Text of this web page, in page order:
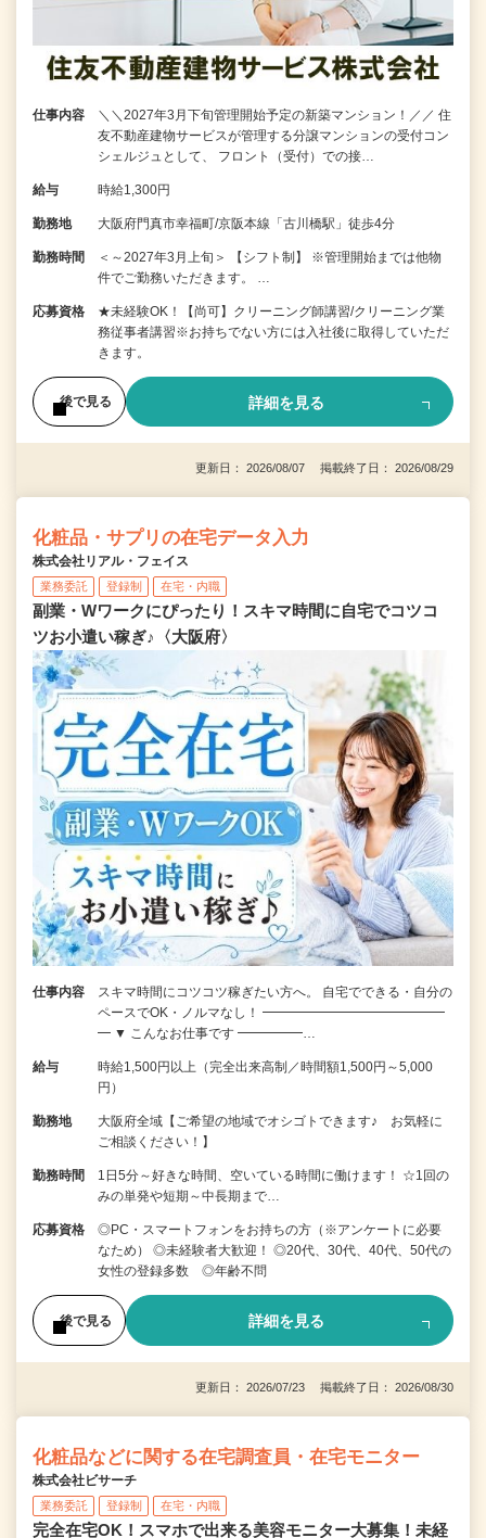
仕事内容
＼＼2027年3月下旬管理開始予定の新築マンション！／／ 住
友不動産建物サービスが管理する分譲マンションの受付コン
シェルジュとして、 フロント（受付）での接…
給与 時給1,300円
勤務地 大阪府門真市幸福町/京阪本線「古川橋駅」徒歩4分
勤務時間
＜～2027年3月上旬＞ 【シフト制】 ※管理開始までは他物
件でご勤務いただきます。 …
応募資格
★未経験OK！【尚可】クリーニング師講習/クリーニング業
務従事者講習※お持ちでない方には入社後に取得していただ
きます。
後で見る 詳細を見る
更新日： 2026/08/07 掲載終了日： 2026/08/29
化粧品・サプリの在宅データ入力
株式会社リアル・フェイス
業務委託 登録制 在宅・内職
副業・Wワークにぴったり！スキマ時間に自宅でコツコ
ツお小遣い稼ぎ♪〈大阪府〉
仕事内容
スキマ時間にコツコツ稼ぎたい方へ。 自宅でできる・自分の
ペースでOK・ノルマなし！ ━━━━━━━━━━━━━━
━ ▼ こんなお仕事です ━━━━━…
給与
時給1,500円以上（完全出来高制／時間額1,500円～5,000
円）
勤務地
大阪府全域【ご希望の地域でオシゴトできます♪ お気軽に
ご相談ください！】
勤務時間
1日5分～好きな時間、空いている時間に働けます！ ☆1回の
みの単発や短期～中長期まで…
応募資格
◎PC・スマートフォンをお持ちの方（※アンケートに必要
なため） ◎未経験者大歓迎！ ◎20代、30代、40代、50代の
女性の登録多数 ◎年齢不問
後で見る 詳細を見る
更新日： 2026/07/23 掲載終了日： 2026/08/30
化粧品などに関する在宅調査員・在宅モニター
株式会社ビサーチ
業務委託 登録制 在宅・内職
完全在宅OK！スマホで出来る美容モニター大募集！未経